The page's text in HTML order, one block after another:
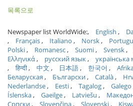
목록으로
Newspaper list WorldWide: English
Français
Italiano Norsk
Polski
Romanesc Suomi Svensk
Ελληνικά
русский язык українська
हिन्दी
中文 日本語 한국어
Беларуская
Български Català
Nederlandse
Eesti Tagalog Galego
Íslenska
Gaeilge Latviešu
Српски
Slovenčina Slovenski